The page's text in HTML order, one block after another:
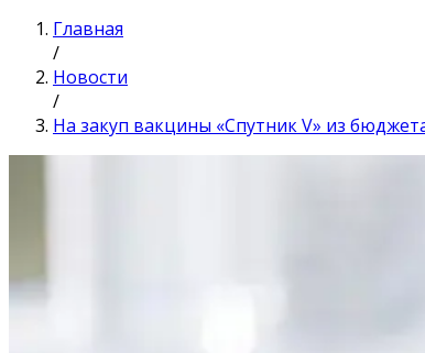
Главная
/
Новости
/
На закуп вакцины «Спутник V» из